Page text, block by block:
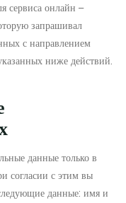
сервиса онлайн –
запрашивал
с направлением
ниже действий.
данные только в
согласии с этим вы
данные: имя и